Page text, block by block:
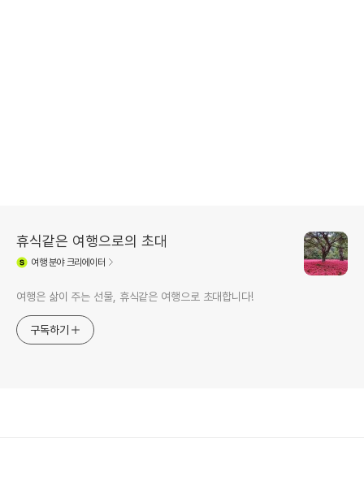
휴식같은 여행으로의 초대
여행분야 크리에이터
여행은 삶이 주는 선물, 휴식같은 여행으로 초대합니다!
구독하기